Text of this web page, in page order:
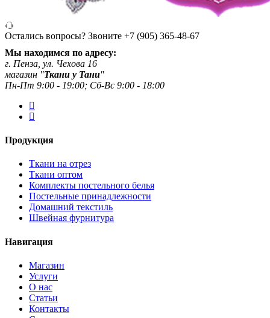
Остались вопросы? Звоните +7 (905) 365-48-67
Мы находимся по адресу:
г. Пенза, ул. Чехова 16
магазин "Ткани у Тани"
Пн-Пт 9:00 - 19:00; Сб-Вс 9:00 - 18:00
Продукция
Ткани на отрез
Ткани оптом
Комплекты постельного белья
Постельные принадлежности
Домашний текстиль
Швейная фурнитура
Навигация
Магазин
Услуги
О нас
Статьи
Контакты